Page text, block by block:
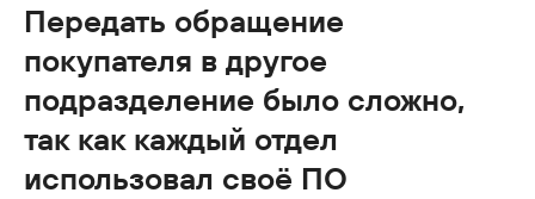
Передать обращение
покупателя в другое
подразделение было сложно,
так как каждый отдел
использовал своё ПО